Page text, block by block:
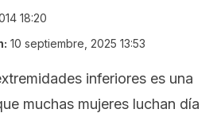
18:20
10 septiembre, 2025 13:53
inferiores es una
muchas mujeres luchan día